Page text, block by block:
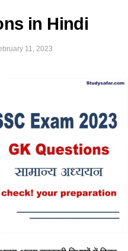
in Hindi
11, 2023